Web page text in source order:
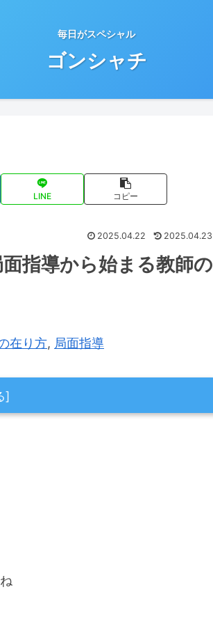
毎日がスペシャル
ゴンシャチ
LINE コピー
2025.04.22 2025.04.23
指導から始まる教師の
在り方, 局面指導